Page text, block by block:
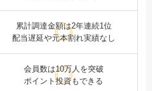
累計調達金額は2年連続1位
配当遅延や元本割れ実績なし
会員数は10万人を突破
ポイント投資もできる